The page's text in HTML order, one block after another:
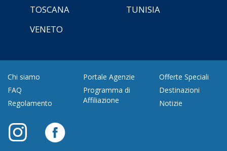
TOSCANA
TUNISIA
VENETO
Chi siamo
FAQ
Regolamento
Portale Agenzie
Programma di
Affiliazione
Offerte Speciali
Destinazioni
Notizie